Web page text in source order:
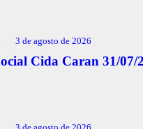
3 de agosto de 2026
Cida Caran 31/07/